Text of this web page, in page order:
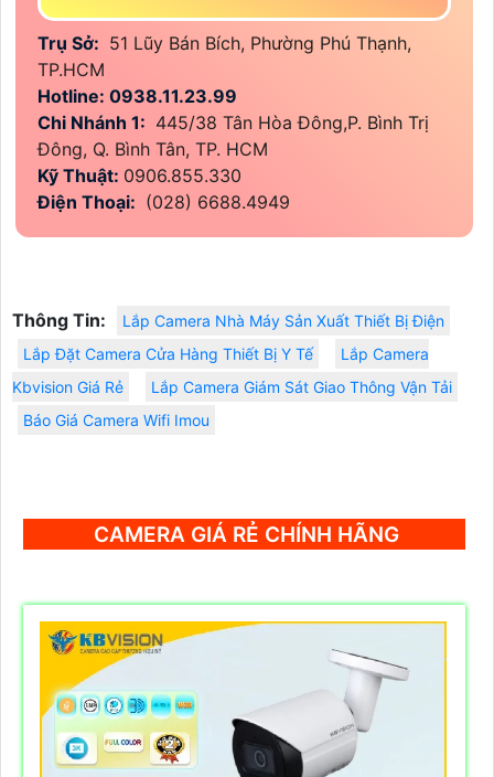
Trụ Sở: 51 Lũy Bán Bích, Phường Phú Thạnh,
TP.HCM
Hotline: 0938.11.23.99
Chi Nhánh 1: 445/38 Tân Hòa Đông,P. Bình Trị
Đông, Q. Bình Tân, TP. HCM
Kỹ Thuật: 0906.855.330
Điện Thoại: (028) 6688.4949
Thông Tin:
Lắp Camera Nhà Máy Sản Xuất Thiết Bị Điện
Lắp Đặt Camera Cửa Hàng Thiết Bị Y Tế
Lắp Camera
Kbvision Giá Rẻ
Lắp Camera Giám Sát Giao Thông Vận Tải
Báo Giá Camera Wifi Imou
CAMERA GIÁ RẺ CHÍNH HÃNG